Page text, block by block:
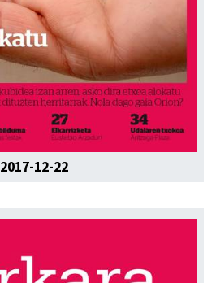
2017-12-22